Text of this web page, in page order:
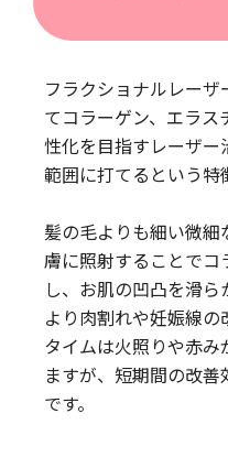
フラクショナルレー
てコラーゲン、エラ
性化を目指すレーザー
範囲に打てるという特
髪の毛よりも細い微
膚に照射することで
し、お肌の凹凸を滑
より肉割れや妊娠線
タイムは火照りや赤
ますが、短期間の改
です。